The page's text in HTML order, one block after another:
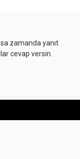
zamanda yanıt
cevap versin.